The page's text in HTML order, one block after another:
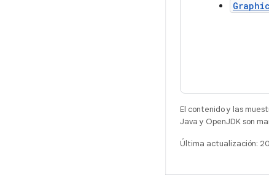
El contenido y las
Java y OpenJDK son
Última actualización: